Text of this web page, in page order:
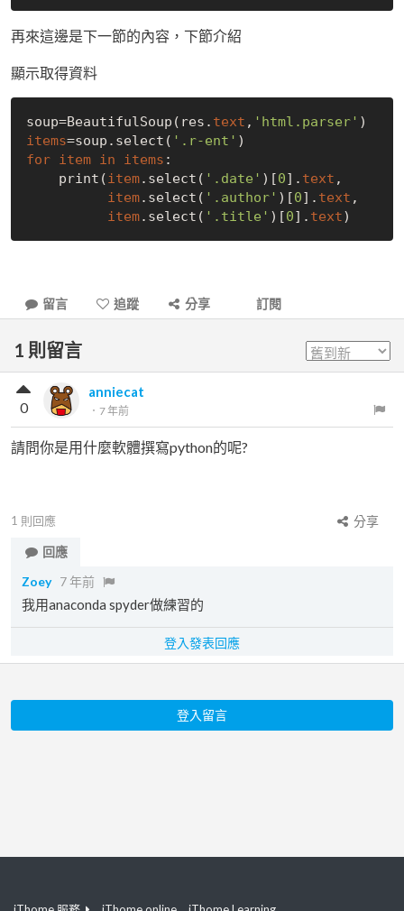
再來這邊是下一節的內容，下節介紹
顯示取得資料
soup=BeautifulSoup(res. text , 'html.parser'
items=soup.select( '.r-ent'
for
item in items :
    print(
item.select( '.date' )[0]. text ,
item.select( '.author' )[0]. text ,
item.select( '.title' )[0]. text
留言 追蹤 分享 訂閱
1 則留言
anniecat
． 7 年前
0
請問你是用什麼軟體撰寫python的呢?
1 則回應
分享
回應
Zoey 7 年前
我用anaconda spyder做練習的
登入發表回應
登入留言